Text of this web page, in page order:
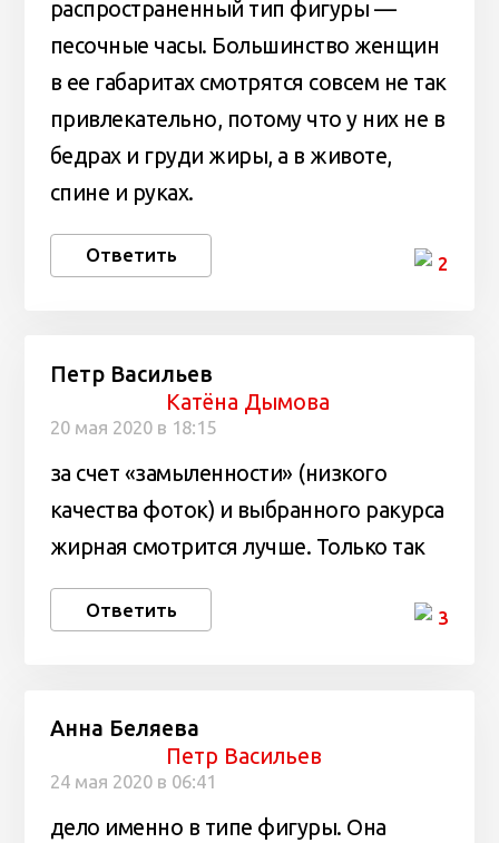
распространенный тип фигуры —
песочные часы. Большинство женщин
в ее габаритах смотрятся совсем не так
привлекательно, потому что у них не в
бедрах и груди жиры, а в животе,
спине и руках.
Ответить 2
Петр Васильев
Катёна Дымова
20 мая 2020 в 18:15
за счет «замыленности» (низкого
качества фоток) и выбранного ракурса
жирная смотрится лучше. Только так
Ответить 3
Анна Беляева
Петр Васильев
24 мая 2020 в 06:41
дело именно в типе фигуры. Она